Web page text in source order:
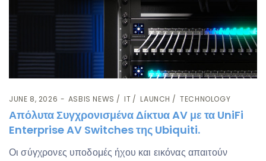
JUNE 8, 2026 ASBIS NEWS IT LAUNCH TECHNOLOGY
Απόλυτα Συγχρονισμένα Δίκτυα AV με τα UniFi
Enterprise AV Switches της Ubiquiti.
Οι σύγχρονες υποδομές ήχου και εικόνας απαιτούν